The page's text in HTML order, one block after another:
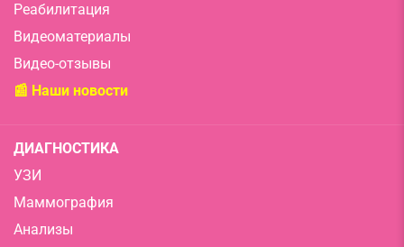
Реабилитация
Видеоматериалы
Видео-отзывы
📰 Наши новости
ДИАГНОСТИКА
УЗИ
Маммография
Анализы